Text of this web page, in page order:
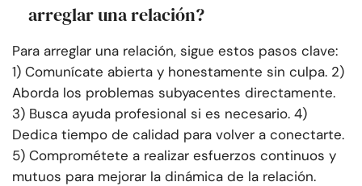
arreglar una relación?
Para arreglar una relación, sigue estos pasos clave:
1) Comunícate abierta y honestamente sin culpa. 2)
Aborda los problemas subyacentes directamente.
3) Busca ayuda profesional si es necesario. 4)
Dedica tiempo de calidad para volver a conectarte.
5) Comprométete a realizar esfuerzos continuos y
mutuos para mejorar la dinámica de la relación.